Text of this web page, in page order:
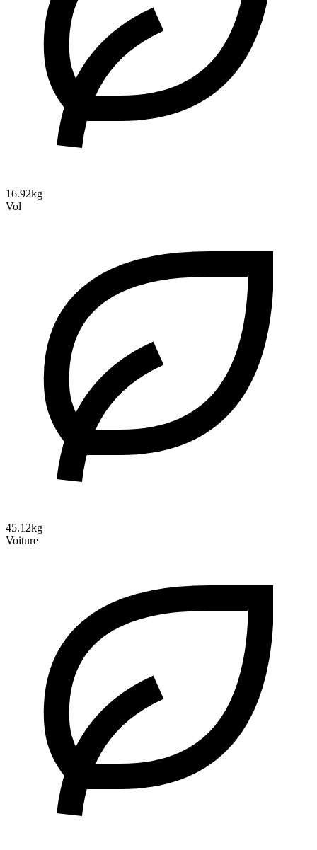
16.92kg
Vol
45.12kg
Voiture